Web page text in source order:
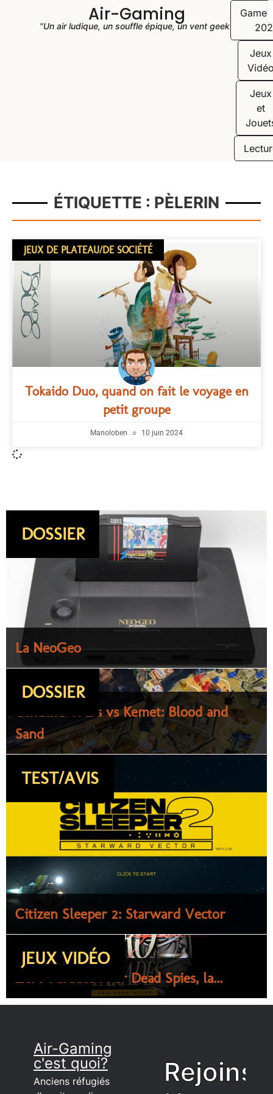
Air-Gaming
"Un air ludique, un souffle épique, un vent geek"
Jeux
Jeux
et
ÉTIQUETTE : PÈLERIN
JEUX DE PLATEAU/DE SOCIÉTÉ
Tokaido Duo, quand on fait le voyage en
petit groupe
Manoloben 10 juin 2024
DOSSIER
La NeoGeo
DOSSIER
Cthulhu Wars vs Kemet: Blood and
Sand
TEST/AVIS
Citizen Sleeper 2: Starward Vector
JEUX VIDÉO
Zero Parades : For Dead Spies, la...
Air-Gaming
c'est quoi?
Anciens réfugiés
Rejoins